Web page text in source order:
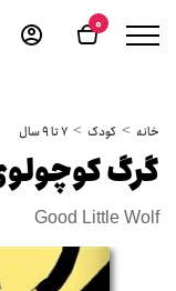
0
خانه کودک 7 تا 9 سال
گرگ
Good Little Wolf